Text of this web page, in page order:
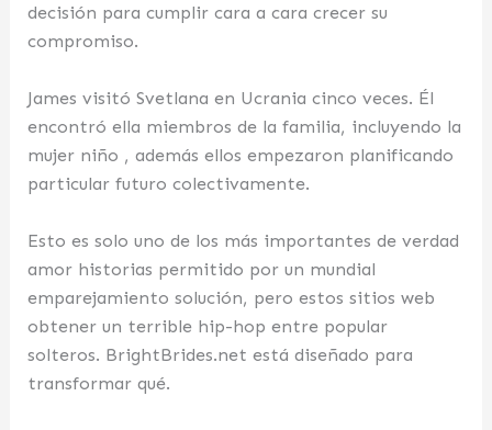
decisión para cumplir cara a cara crecer su
compromiso.
James visitó Svetlana en Ucrania cinco veces. Él
encontró ella miembros de la familia, incluyendo la
mujer niño , además ellos empezaron planificando
particular futuro colectivamente.
Esto es solo uno de los más importantes de verdad
amor historias permitido por un mundial
emparejamiento solución, pero estos sitios web
obtener un terrible hip-hop entre popular
solteros. BrightBrides.net está diseñado para
transformar qué.